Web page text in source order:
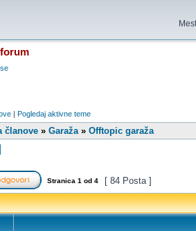
| Pogledaj aktivne teme
članove » Garaža» Offtopic garaža
Stranica 1 od 4 [ 84 Posta ]